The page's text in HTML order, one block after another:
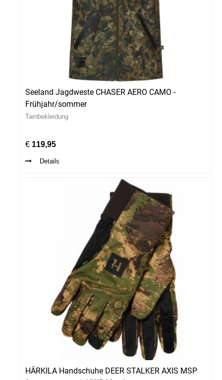
Seeland Jagdweste CHASER AERO CAMO -
Frühjahr/sommer
Tarnbekleidung
€ 119,95
Details
HÄRKILA Handschuhe DEER STALKER AXIS MSP